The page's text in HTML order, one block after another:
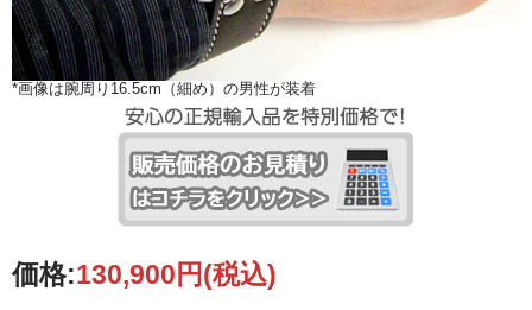
*画像は腕周り16.5cm（細め）の男性が装着
価格:130,900円(税込)